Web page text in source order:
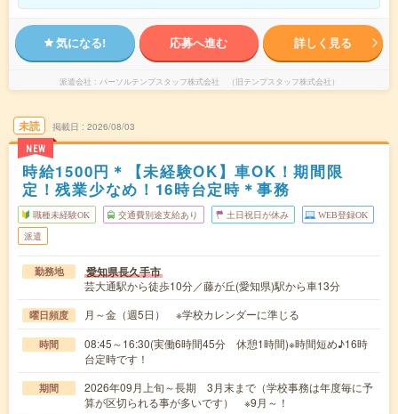
気になる! 応募へ進む 詳しく見る
派遣会社 パーソルテンプスタッフ株式会社 （旧テンプスタッフ株式会社）
未読
NEW
掲載日 2026/08/03
時給1500円＊【未経験OK】車OK！期間限
定！残業少なめ！16時台定時＊事務
職種未経験OK 交通費別途支給あり 土日祝日が休み WEB登録OK
派遣
勤務地 愛知県長久手市
芸大通駅から徒歩10分／藤が丘(愛知県)駅から車13分
曜日頻度 月～金（週5日） ※学校カレンダーに準じる
時間
08:45～16:30(実働6時間45分 休憩1時間)※時間短め♪16時
台定時です！
期間
2026年09月上旬～長期 3月末まで（学校事務は年度毎に予
算が区切られる事が多いです） ※9月～！